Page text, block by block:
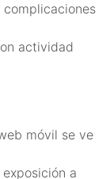
complicaciones
actividad
móvil se ve
a